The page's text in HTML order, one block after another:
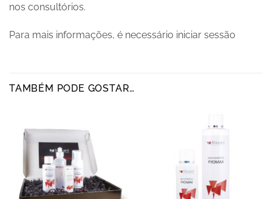
nos consultórios.
Para mais informações, é necessário iniciar sessão
TAMBÉM PODE GOSTAR…